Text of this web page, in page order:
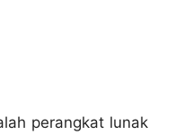
perangkat lunak